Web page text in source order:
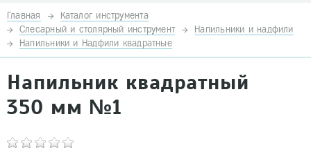
Главная
Каталог инструмента
Слесарный и столярный инструмент
Напильники и надфили
Напильники и Надфили квадратные
Напильник квадратный
350 мм №1